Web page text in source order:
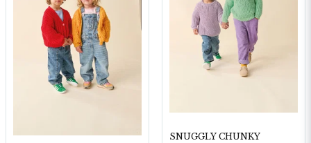
SNUGGLY CHUNKY